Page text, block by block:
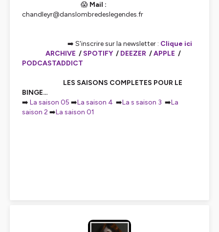
😱 Mail :
chandleyr@danslombredeslegendes.fr
➡️ S'inscrire sur la newsletter : Clique ici
ARCHIVE / SPOTIFY/ DEEZER /APPLE /
PODCASTADDICT
LES SAISONS COMPLETES POUR LE
BINGE…
➡️ La saison 05 ➡️La saison 4 ➡️La s saison 3 ➡️La
saison 2 ➡️La saison 01